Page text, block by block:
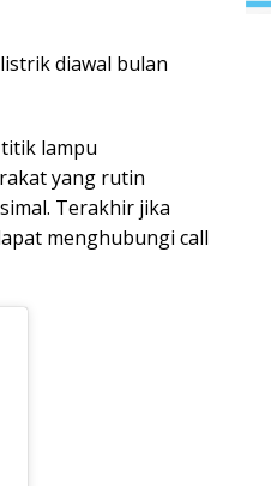
diawal bulan
lampu
yang rutin
Terakhir jika
menghubungi call